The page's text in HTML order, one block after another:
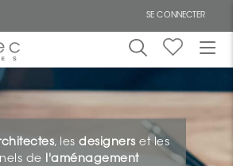
SE CONNECTER
, les designers et les
de
l'aménagement